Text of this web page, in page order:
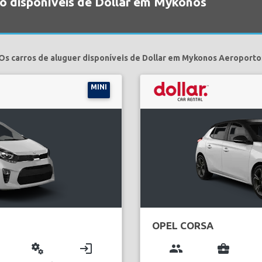
carros de aluguer disponíveis de Dollar em Mykonos
MINI
miscellaneous_services login
OPEL CORSA
group business_center